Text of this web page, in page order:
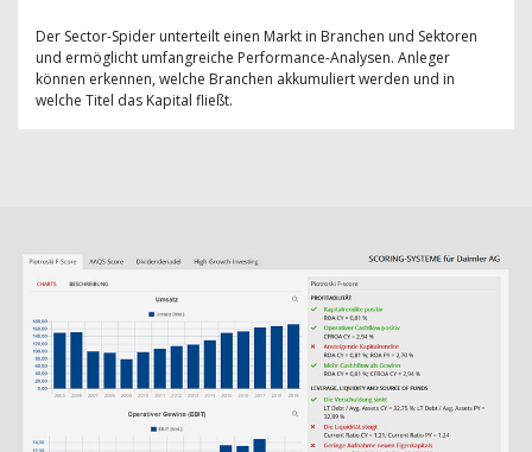
Der Sector-Spider unterteilt einen Markt in Branchen und Sektoren
und ermöglicht umfangreiche Performance-Analysen. Anleger
können erkennen, welche Branchen akkumuliert werden und in
welche Titel das Kapital fließt.